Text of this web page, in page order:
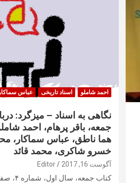
احمد شاملو اسناد تاریخی عباس سماکار
نگاهی به اسناد – میزگرد:
جمعه، باقر پرهام، احمد
هما ناطق، عباس سماکار،
خسرو شاکری، محمد قائد
آگوست 16, 2017 Editor